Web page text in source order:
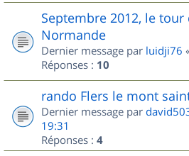
Septembre 2012, le tour
Normande
Dernier message par luidji76
Réponses : 10
rando Flers le mont
Dernier message par
19:31
Réponses : 4